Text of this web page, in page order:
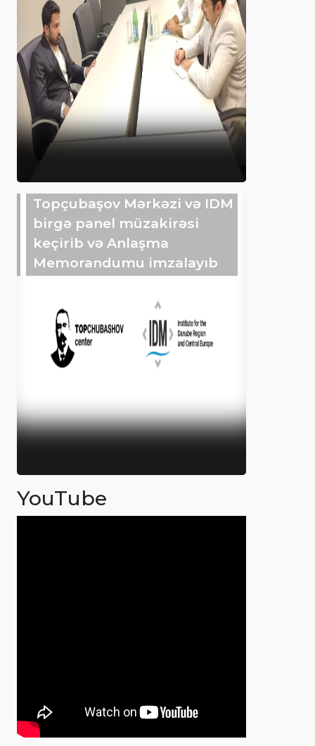
Topçubaşov Mərkəzi və IDM
birgə panel müzakirəsi
keçirib və Anlaşma
Memorandumu imzalayıb
YouTube